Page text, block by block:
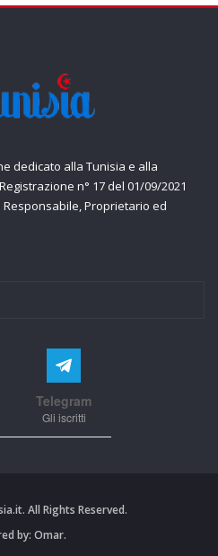
dedicato alla Tunisia e alla
n° 17 del 01/09/2021
Proprietario ed
Telegram
Gli iscritti
All Rights Reserved.
by: Omar.